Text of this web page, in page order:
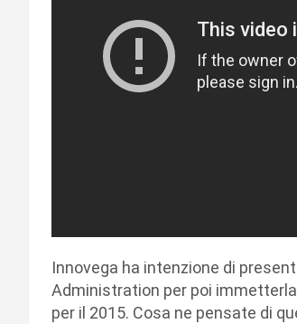
Innovega ha intenzione di
Administration per poi
per il 2015. Cosa ne pensate di